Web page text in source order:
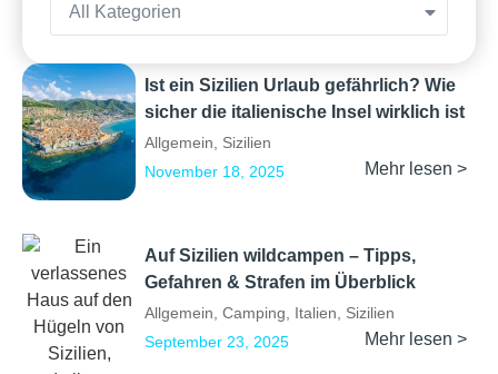
All Kategorien
Ist ein Sizilien Urlaub gefährlich? Wie
sicher die italienische Insel wirklich ist
Allgemein, Sizilien
November 18, 2025
Mehr lesen >
Auf Sizilien wildcampen – Tipps,
Gefahren & Strafen im Überblick
Allgemein, Camping, Italien, Sizilien
September 23, 2025
Mehr lesen >